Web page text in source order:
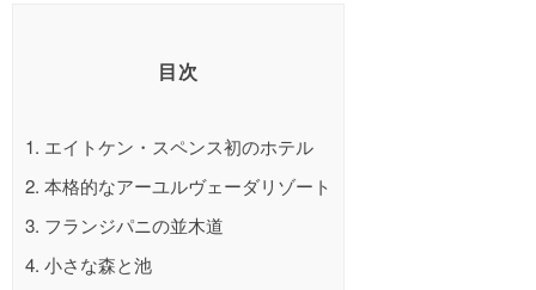
目次
1. エイトケン・スペンス初のホテル
2. 本格的なアーユルヴェーダリゾート
3. フランジパニの並木道
4. 小さな森と池